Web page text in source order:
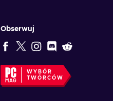
Obserwuj
WYBÓR
TWÓRCÓW